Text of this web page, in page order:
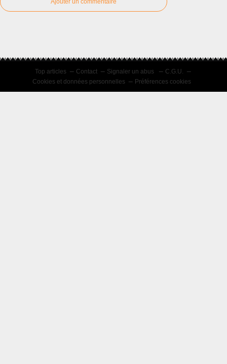
Ajouter un commentaire
Top articles Contact Signaler un abus
C.G.U.
Cookies et données personnelles
Préférences cookies